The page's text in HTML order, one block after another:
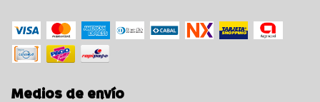
Medios de envío